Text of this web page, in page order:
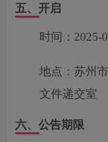
五、开启
时间： 2025-
地点： 苏州
文件递交室
六、公告期限